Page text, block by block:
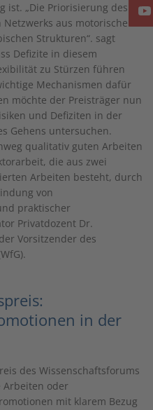
ist. „Die Priorisierung des
aus motorischen
Strukturen“. sagt
Defizite in diesem
zu Stürzen führen
Mechanismen dafür
möchte der Preisträger nun
und Defiziten in der
Gehens untersuchen.
qualitativ guten Arbeiten
die aus zwei
Arbeiten besteht, durch
von
praktischer
Privatdozent Dr.
Vorsitzender des
in der
des Wissenschaftsforums
Arbeiten oder
mit klarem Bezug